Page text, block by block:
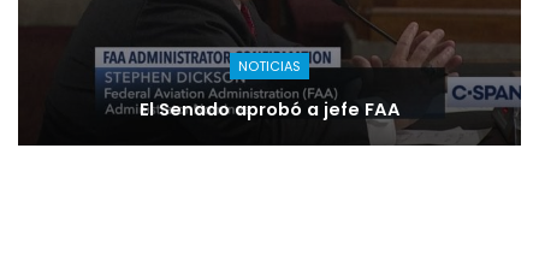
NOTICIAS
El Senado aprobó a jefe FAA